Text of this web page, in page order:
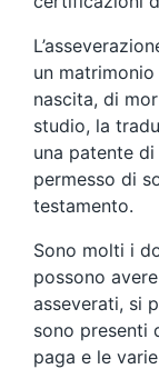
un
nascita, di
studio, la
una patente
permesso di
testamento.
Sono molti i
possono
asseverati, si
sono presenti
paga e le